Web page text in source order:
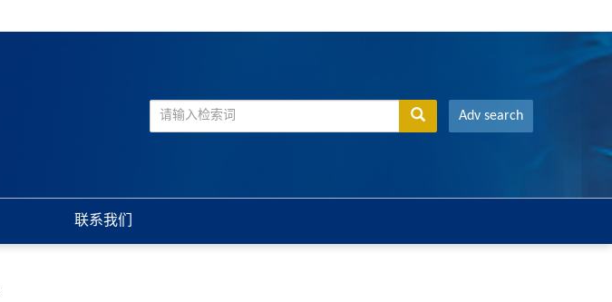
Adv search
联系我们